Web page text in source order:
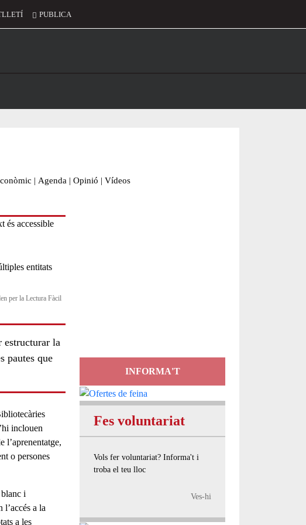
PUBLICA
menu
| Agenda | Opinió | Vídeos
per la Lectura Fàcil
estructurar la
pautes que
inclouen
l’aprenentatge,
o persones
i
a la
a les
INFORMA'T
Fes voluntariat
Vols fer voluntariat? Informa't i
troba el teu lloc
Ves-hi